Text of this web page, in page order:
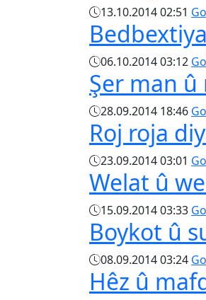
13.10.2014 02:51
06.10.2014 03:12
Şer man
28.09.2014 18:46
Roj roja
23.09.2014 03:01
Welat û
15.09.2014 03:33
Boykot û
08.09.2014 03:24
Hêz û